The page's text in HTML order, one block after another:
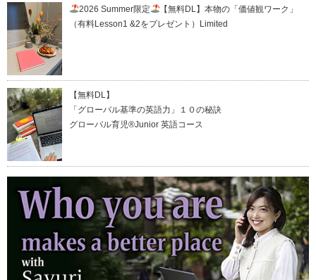
2026 Summer限定
【無料DL】本物の「価値観ワーク」
（有料Lesson1 &2をプレゼント）Limited
【無料DL】
「グローバル基準の英語力」１０の秘訣
グローバル育児®Junior 英語コース